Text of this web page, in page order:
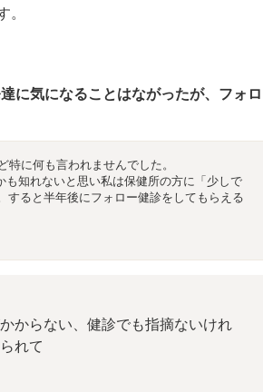
に気になることはながったが、フォロ
に何も言われませんでした。
知れないと思い私は保健所の方に「少しで
すると半年後にフォロー健診をしてもらえる
からない、健診でも指摘ないけれ
れて